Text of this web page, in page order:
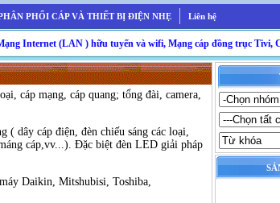
PHỐI CÁP VÀ THIẾT BỊ ĐIỆN NHẸ Liên hệ
(LAN ) hữu tuyến và wifi, Mạng cáp đồng trục Tivi,
cáp mạng, cáp quang; tổng đài, camera,
( dây cáp điện, đèn chiếu sáng các loại,
cáp,vv...). Đặc biệt đèn LED giải pháp
Daikin, Mitshubisi, Toshiba,